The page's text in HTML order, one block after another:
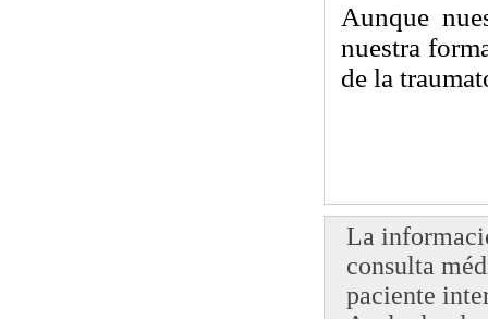
Aunque
nuestra
de la
La
consulta
paciente